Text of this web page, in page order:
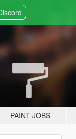
PAINT JOBS